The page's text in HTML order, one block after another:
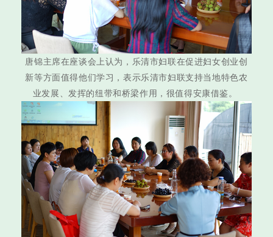
唐锦主席在座谈会上认为，乐清市妇联在促进妇女创业创
新等方面值得他们学习，表示乐清市妇联支持当地特色农
业发展、发挥的纽带和桥梁作用，很值得安康借鉴。